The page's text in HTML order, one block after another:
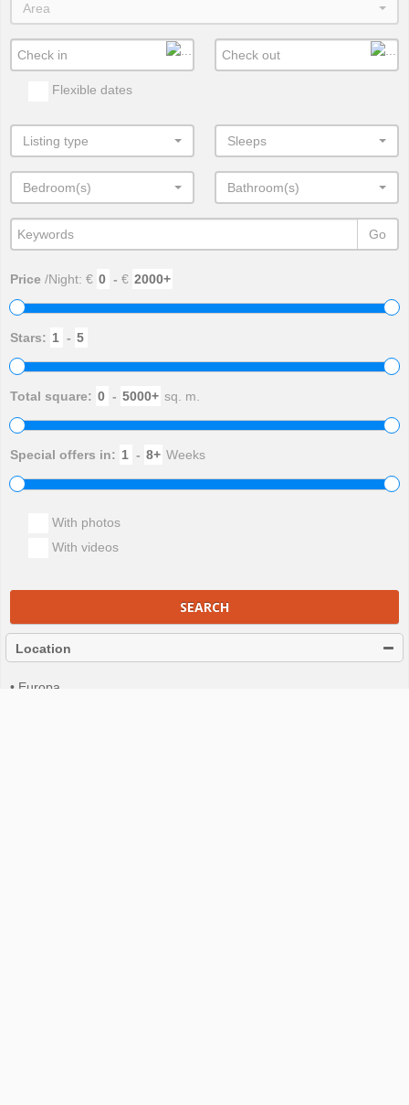
Area
Flexible dates
Listing type Sleeps
Bedroom(s) Bathroom(s)
Go
Price /Night: € - €
Stars: -
Total square: - sq. m.
Special offers in: - Weeks
With photos
With videos
SEARCH
Location
• Europa